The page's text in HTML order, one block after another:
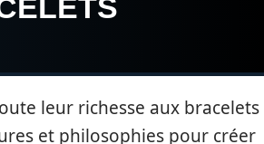
leur richesse aux bracelets
et philosophies pour créer